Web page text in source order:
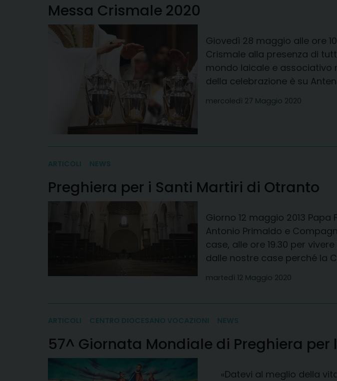
Messa Crismale 2020
Giovedì 28 maggio alle ore
Crismale alla presenza di
mondo laicale e associativo
della celebrazione è su
mercoledì 27 Maggio 2020
ARTICOLI NEWS
Preghiera per i Santi Martiri di Otranto
Giorno 12 maggio 2013
Antonio Primaldo e
case, alle ore 19.30 per
dalle nostre case perché la
martedì 12 Maggio 2020
ARTICOLI CENTRO DIOCESANO VOCAZIONI NEWS
57^ Giornata Mondiale di Preghiera per
«Datevi al meglio della